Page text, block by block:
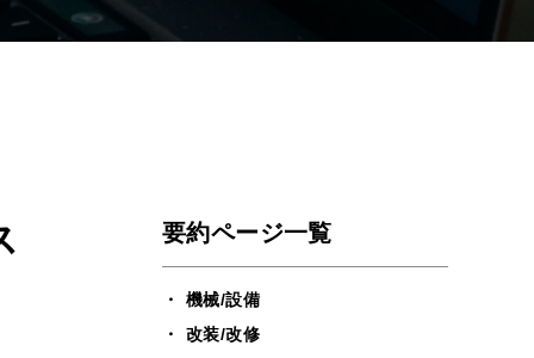
要約ページ一覧
機械/設備
改装/改修